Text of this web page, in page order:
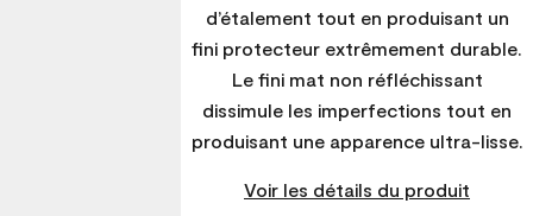
d’étalement tout en produisant un
fini protecteur extrêmement durable.
Le fini mat non réfléchissant
dissimule les imperfections tout en
produisant une apparence ultra-lisse.
Voir les détails du produit